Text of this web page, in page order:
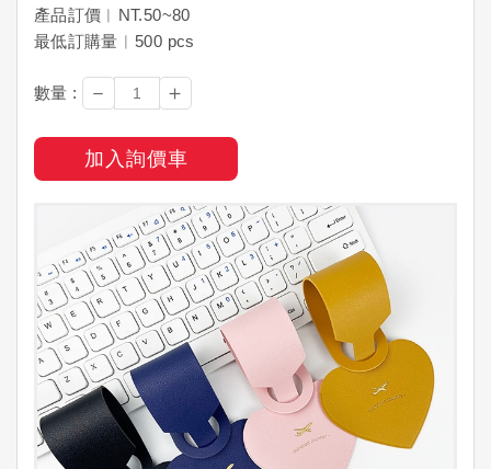
產品訂價︱NT.50~80
最低訂購量︱500 pcs
數量 : － ＋
加入詢價車